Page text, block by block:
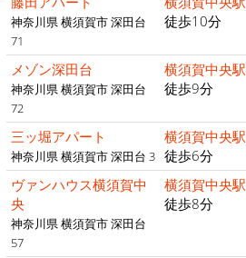
神奈川県 横須賀市 深田台
71
徒歩10分
メゾン深田台
神奈川県 横須賀市 深田台
72
横須賀中央駅
徒歩9分
三ッ堀アパート
神奈川県 横須賀市 深田台 3
横須賀中央駅
徒歩6分
ヴァンハウス横須賀中
央
神奈川県 横須賀市 深田台
57
横須賀中央駅
徒歩8分